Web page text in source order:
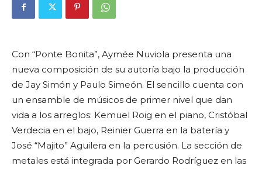
Con “Ponte Bonita”, Aymée Nuviola presenta una
nueva composición de su autoría bajo la producción
de Jay Simón y Paulo Simeón. El sencillo cuenta con
un ensamble de músicos de primer nivel que dan
vida a los arreglos: Kemuel Roig en el piano, Cristóbal
Verdecia en el bajo, Reinier Guerra en la batería y
José “Majito” Aguilera en la percusión. La sección de
metales está integrada por Gerardo Rodríguez en las